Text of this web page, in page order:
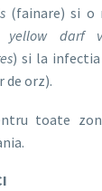
(fainare) si o
yellow darf
) si la infectia
de orz).
toate